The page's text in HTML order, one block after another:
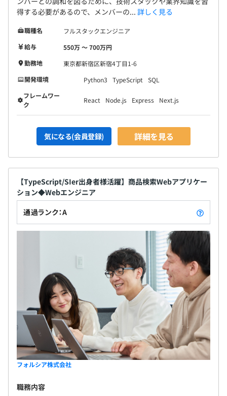
得する必要があるので、メンバーの... 詳しく見る
職種名
フルスタックエンジニア
給与
550万 〜 700万円
勤務地
東京都新宿区新宿4丁目1-6
開発環境
Python3 TypeScript
SQL
フレームワー
ク
React Node.js Express Next.js
気になる(会員登録) 詳細を見る
【TypeScript/SIer出身者様活躍】商品検索Webアプリケー
ション◆Webエンジニア
通過ランク：A
フォルシア株式会社
職務内容